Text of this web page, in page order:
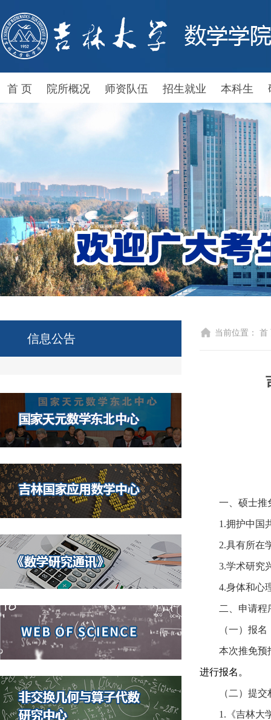
首 页 院所概况 师资队伍 招生就业 本科生
信息公告 当前位置： 首
一、硕士推
1.拥护中国
2.具有所在
3.学术研究
4.身体和心
二、申请程
（一）报名
本次推免预
进行报名。
（二）提交
1. 《吉林大